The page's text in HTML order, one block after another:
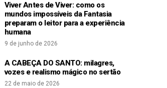
Viver Antes de Viver: como os
mundos impossíveis da Fantasia
preparam o leitor para a experiência
humana
9 de junho de 2026
A CABEÇA DO SANTO: milagres,
vozes e realismo mágico no sertão
22 de maio de 2026